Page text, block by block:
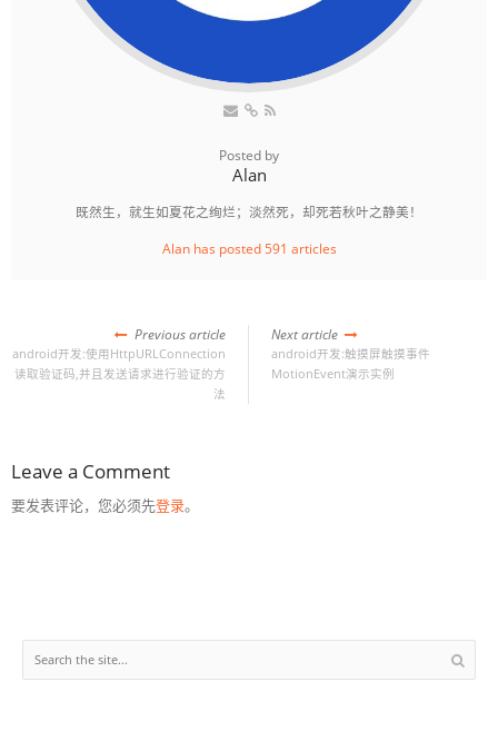
Posted by
Alan
既然生，就生如夏花之绚烂；淡然死，却死若秋叶之静美！
Alan has posted 591 articles
Previous article
android开发:使用HttpURLConnection
读取验证码,并且发送请求进行验证的方
法
Next article
android开发:触摸屏触摸事件
MotionEvent演示实例
Leave a Comment
要发表评论，您必须先登录。